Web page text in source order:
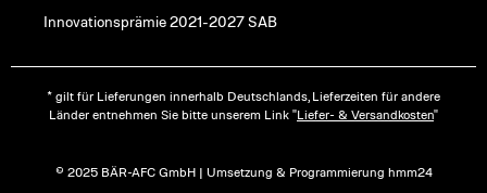
Innovationsprämie 2021-2027 SAB
* gilt für Lieferungen innerhalb Deutschlands, Lieferzeiten für andere
Länder entnehmen Sie bitte unserem Link "Liefer- & Versandkosten"
© 2025 BÄR-AFC GmbH | Umsetzung & Programmierung hmm24